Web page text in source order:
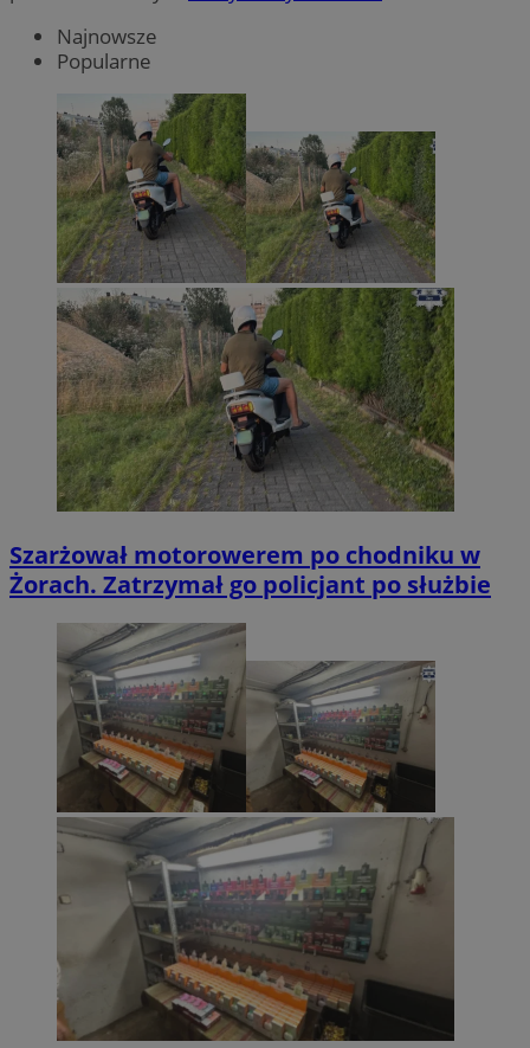
Najnowsze
Popularne
Szarżował motorowerem po chodniku w
Żorach. Zatrzymał go policjant po służbie